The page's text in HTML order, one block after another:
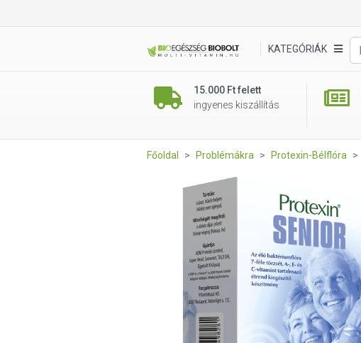
KATEGÓRIÁK
15.000 Ft felett
ingyenes kiszállítás
Főoldal Problémákra Protexin-Bélflóra